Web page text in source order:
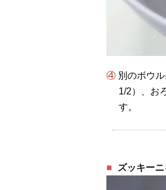
④ 別のボウルにごま油（大さじ1）、醤油（小さじ1）、鶏がらスープの素（小さじ
1/2）、お
す。
ズッキー